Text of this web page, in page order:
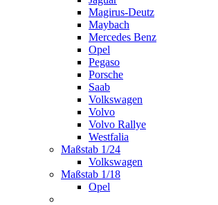
Magirus-Deutz
Maybach
Mercedes Benz
Opel
Pegaso
Porsche
Saab
Volkswagen
Volvo
Volvo Rallye
Westfalia
Maßstab 1/24
Volkswagen
Maßstab 1/18
Opel